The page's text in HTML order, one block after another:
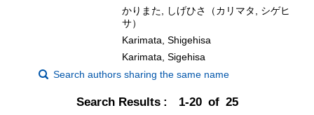
かりまた, しげひさ（カリマタ, シゲヒ
サ）
Karimata, Shigehisa
Karimata, Sigehisa
Search authors sharing the same name
Search Results 1-20 of 25